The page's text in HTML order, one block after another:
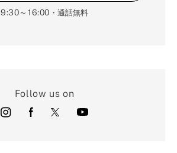
9:30～16:00 ・通話無料
Follow us on